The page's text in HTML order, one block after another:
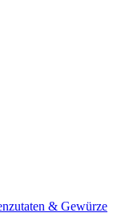
& Gewürze